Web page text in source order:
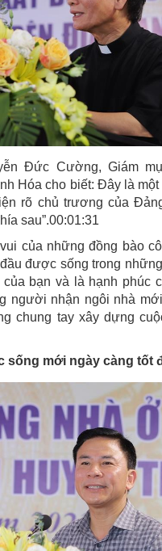
Đức Cường, Giám
Hóa cho biết: Đây là
rõ chủ trương của
sau”.00:01:31
của những đồng bào
được sống trong
bạn và là hạnh phúc
người nhận ngôi nhà
chung tay xây dựng
sống mới ngày càng tốt